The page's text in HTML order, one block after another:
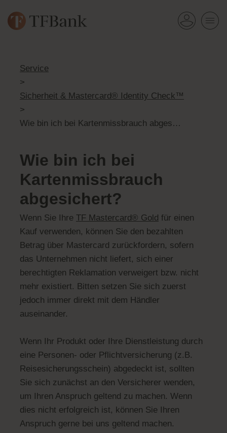
Service
>
Sicherheit & Mastercard® Identity Check™
>
Wie bin ich bei Kartenmissbrauch abgesichert?
Wie bin ich bei
Kartenmissbrauch
abgesichert?
Wenn Sie Ihre TF Mastercard® Gold für einen
Kauf verwenden, können Sie den bezahlten
Betrag über Mastercard zurückfordern, sofern
das Unternehmen nicht liefert, sich einer
berechtigten Reklamation verweigert bzw. nicht
mehr existiert. Bitten setzen Sie sich zuerst
jedoch immer direkt mit dem Händler
auseinander.
Wenn Ihr Produkt oder Ihre Dienstleistung durch
eine Personen- oder Pflichtversicherung (z.B.
Reisesicherungsschein) abgedeckt ist, sollten
Sie sich zunächst an den Versicherer wenden,
um Ihren Anspruch geltend zu machen. Wenn
dies nicht erfolgreich ist, können Sie Ihren
Anspruch gerne bei uns geltend machen.